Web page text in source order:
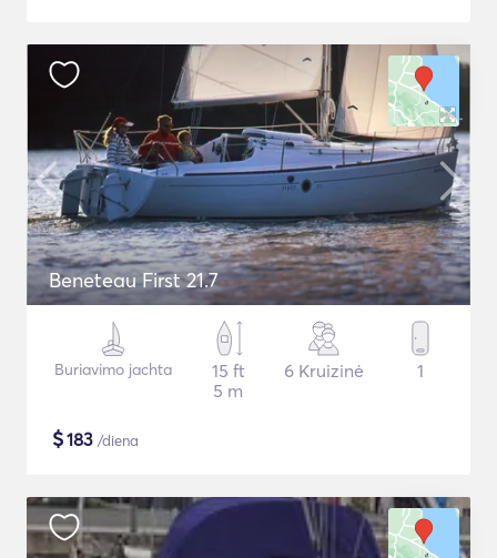
Beneteau First 21.7
Buriavimo jachta
15 ft
5 m
6 Kruizinė 1
$183 /diena